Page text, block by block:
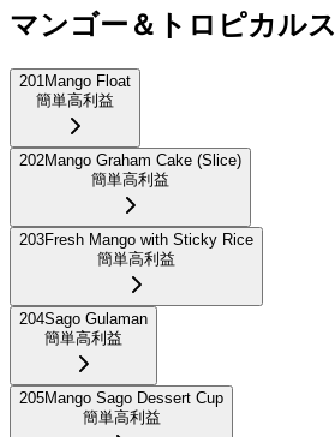
マンゴー＆トロピカル
201Mango Float
簡単高利益
202Mango Graham Cake (Slice)
簡単高利益
203Fresh Mango with Sticky Rice
簡単高利益
204Sago Gulaman
簡単高利益
205Mango Sago Dessert Cup
簡単高利益